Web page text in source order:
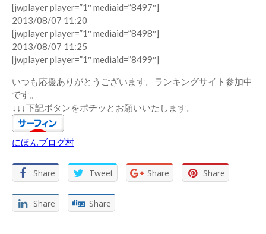
[jwplayer player=”1″ mediaid=”8497″]
2013/08/07 11:20
[jwplayer player=”1″ mediaid=”8498″]
2013/08/07 11:25
[jwplayer player=”1″ mediaid=”8499″]
いつも応援ありがとうございます。ランキングサイト参加中
です。
↓↓↓下記ボタンをポチッとお願いいたします。
にほんブログ村
Share Tweet Share Share
Share Share